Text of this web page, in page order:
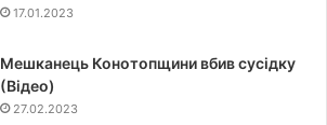
17.01.2023
Мешканець Конотопщини вбив сусідку
(Відео)
27.02.2023